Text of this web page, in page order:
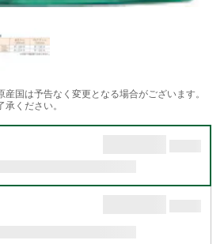
国は予告なく変更となる場合がございます。
ください。